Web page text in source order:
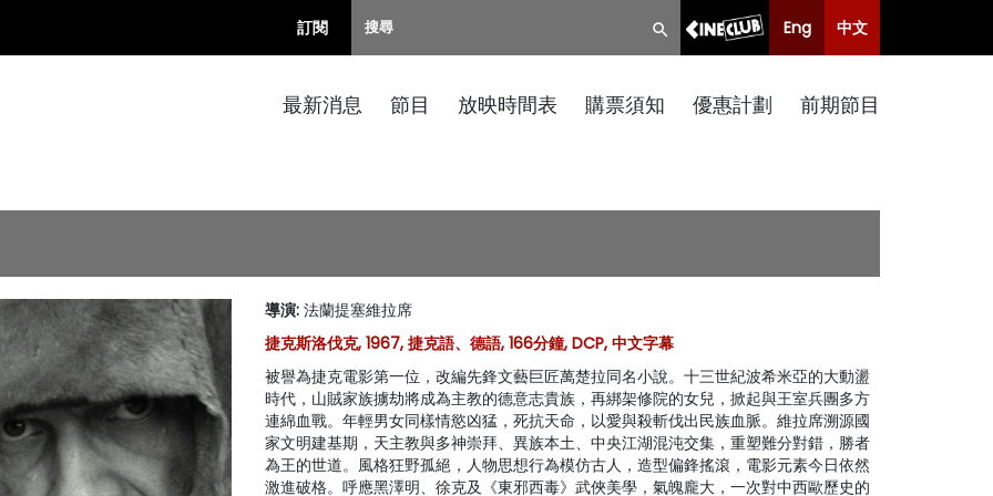
訂閱 Eng 中文
最新消息 節目 放映時間表 購票須知 優惠計劃 前期節目
導演: 法蘭提塞維拉席
捷克斯洛伐克, 1967, 捷克語、德語, 166分鐘, DCP, 中文字幕
被譽為捷克電影第一位，改編先鋒文藝巨匠萬楚拉同名小說。十三世紀波希米亞的大動盪
時代，山賊家族擄劫將成為主教的德意志貴族，再綁架修院的女兒，掀起與王室兵團多方
連綿血戰。年輕男女同樣情慾凶猛，死抗天命，以愛與殺斬伐出民族血脈。維拉席溯源國
家文明建基期，天主教與多神崇拜、異族本土、中央江湖混沌交集，重塑難分對錯，勝者
為王的世道。風格狂野孤絕，人物思想行為模仿古人，造型偏鋒搖滾，電影元素今日依然
激進破格。呼應黑澤明、徐克及《東邪西毒》武俠美學，氣魄龐大，一次對中西歐歷史的